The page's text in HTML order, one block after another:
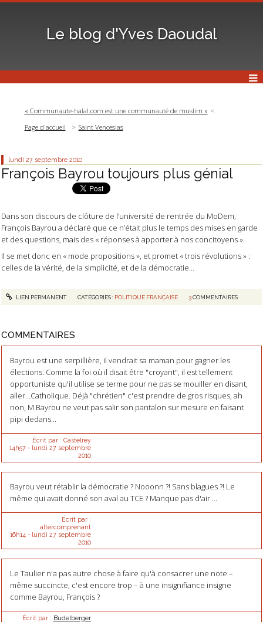
Le blog d'Yves Daoudal
« Communaute-halal.com est une communauté de muslim »
Page d'accueil
Saint Venceslas
lundi 27 septembre 2010
François Bayrou toujours plus génial
Dans son discours de clôture de l’université de rentrée du MoDem,
François Bayrou a déclaré que ce n’était plus le temps des mises en garde
et des questions, mais des « réponses à apporter à nos concitoyens ».
Il se met donc en « mode propositions », et promet « trois révolutions » :
celles de la vérité, de la simplicité, et de la démocratie…
LIEN PERMANENT CATÉGORIES : POLITIQUE FRANÇAISE 3COMMENTAIRES
COMMENTAIRES
Bayrou est une serpillière, il vendrait sa maman pour gagner les
élections. Comme la foi où il disait être "croyant", il est tellement
opportuniste qu'il utilise se terme pour ne pas se mouiller en disant,
aller...Catholique. Déjà "chrétien" c'est prendre de gros risques, ah
non, M Bayrou ne veut pas salir son pantalon sur mesure en faisant
pipi dedans...
Écrit par : Castelrey
14h57- lundi 27 septembre
2010
Bayrou veut rétablir la démocratie ? Nooonn ?! Sans blagues ?! Le
même qui avait donné son aval au TCE ? Manque pas d'air ...
Écrit par :
altercomprenant
16h14 - lundi 27 septembre
2010
Le Taulier n'a pas autre chose à faire qu'à consacrer une note –
même succincte, c'est encore trop – à une insignifiance insigne
comme Bayrou, François ?
Écrit par : Budelberger